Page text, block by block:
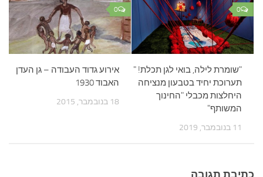
0
אירוע גדוד העבודה – גן העדן
האבוד 1930
18 בנובמבר, 2015
0
"שומרת לילה, בואי לגן תכלת! "
תערוכת יחיד בטבעון מנציחה
היחלצות מכבלי "החינוך
המשותף"
11 בנובמבר, 2019